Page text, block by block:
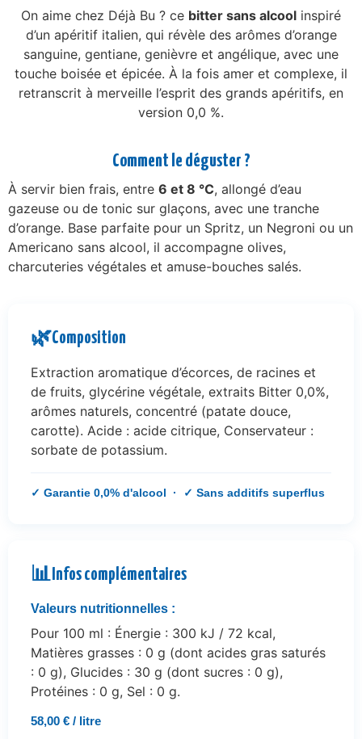
On aime chez Déjà Bu ? ce bitter sans alcool inspiré
d’un apéritif italien, qui révèle des arômes d’orange
sanguine, gentiane, genièvre et angélique, avec une
touche boisée et épicée. À la fois amer et complexe, il
retranscrit à merveille l’esprit des grands apéritifs, en
version 0,0 %.
Comment le déguster ?
À servir bien frais, entre 6 et 8 °C, allongé d’eau
gazeuse ou de tonic sur glaçons, avec une tranche
d’orange. Base parfaite pour un Spritz, un Negroni ou un
Americano sans alcool, il accompagne olives,
charcuteries végétales et amuse-bouches salés.
🌿Composition
Extraction aromatique d’écorces, de racines et
de fruits, glycérine végétale, extraits Bitter 0,0%,
arômes naturels, concentré (patate douce,
carotte). Acide : acide citrique, Conservateur :
sorbate de potassium.
✓ Garantie 0,0% d'alcool · ✓ Sans additifs superflus
📊 Infos complémentaires
Valeurs nutritionnelles :
Pour 100 ml : Énergie : 300 kJ / 72 kcal,
Matières grasses : 0 g (dont acides gras saturés
: 0 g), Glucides : 30 g (dont sucres : 0 g),
Protéines : 0 g, Sel : 0 g.
58,00 € / litre